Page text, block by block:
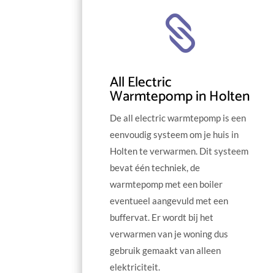

All Electric
Warmtepomp in Holten
De all electric warmtepomp is een
eenvoudig systeem om je huis in
Holten te verwarmen. Dit systeem
bevat één techniek, de
warmtepomp met een boiler
eventueel aangevuld met een
buffervat. Er wordt bij het
verwarmen van je woning dus
gebruik gemaakt van alleen
elektriciteit.